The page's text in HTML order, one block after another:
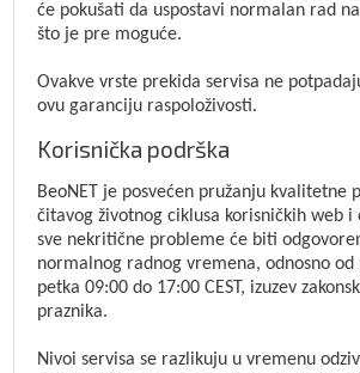
će pokušati da uspostavi normalan rad
što je pre moguće.
Ovakve vrste prekida servisa ne
ovu garanciju raspoloživosti.
Korisnička podrška
BeoNET je posvećen pružanju kvalitetne
čitavog životnog ciklusa korisničkih web i
sve nekritične probleme će biti
normalnog radnog vremena, odnosno od
petka 09:00 do 17:00 CEST, izuzev
praznika.
Nivoi servisa se razlikuju u vremenu